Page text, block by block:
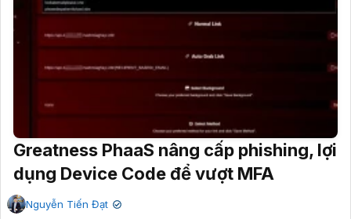
Greatness PhaaS nâng cấp phishing, lợi
dụng Device Code để vượt MFA
Nguyễn Tiến Đạt ✔